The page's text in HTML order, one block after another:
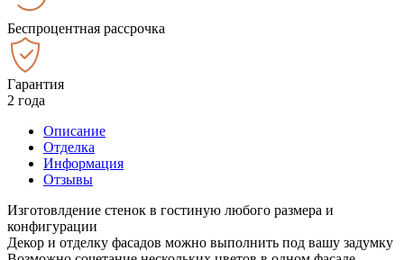
Беспроцентная рассрочка
Гарантия
2 года
Описание
Отделка
Информация
Отзывы
Изготовлдение стенок в гостиную любого размера и
конфигурации
Декор и отделку фасадов можно выполнить под вашу задумку